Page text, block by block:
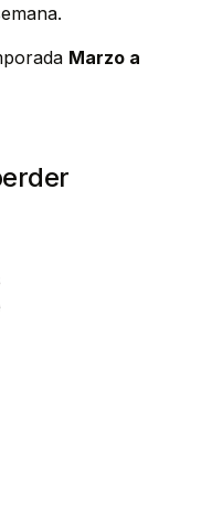
Marzo a